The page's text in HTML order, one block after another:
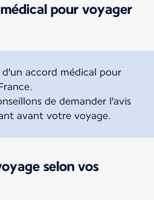
pour voyager
d'un accord médical pour
de demander l'avis
avant votre voyage.
selon vos